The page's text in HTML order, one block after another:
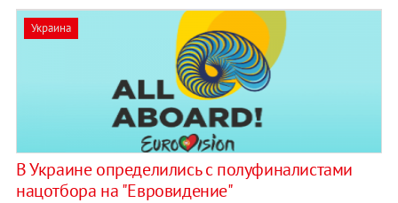
Украина
В Украине определились с полуфиналистами
нацотбора на "Евровидение"